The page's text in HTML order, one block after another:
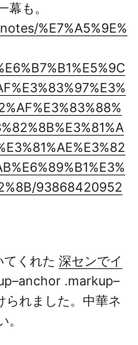
幕も。
%E7%A5%9E%
93868420952
くれた 深センでイ
.markup–
れました。中華ネ